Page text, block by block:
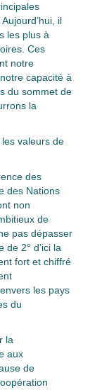
il
les plus à
Ces
notre
capacité à
du sommet de
la
valeurs de
des
des Nations
non
de
pas dépasser
2° d’ici la
fort et chiffré
les pays
du
la
aux
de